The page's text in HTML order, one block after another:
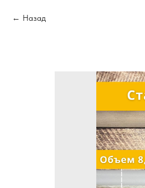
Назад